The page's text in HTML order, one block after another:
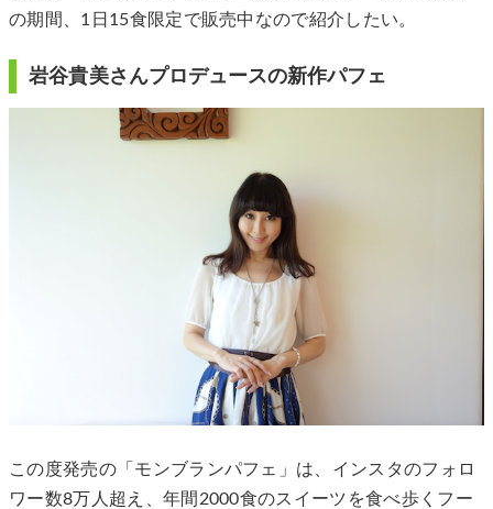
の期間、1日15食限定で販売中なので紹介したい。
岩谷貴美さんプロデュースの新作パフェ
この度発売の「モンブランパフェ」は、インスタのフォロ
ワー数8万人超え、年間2000食のスイーツを食べ歩くフー